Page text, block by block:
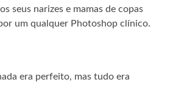
seus narizes e mamas de copas
um qualquer Photoshop clínico.
era perfeito, mas tudo era